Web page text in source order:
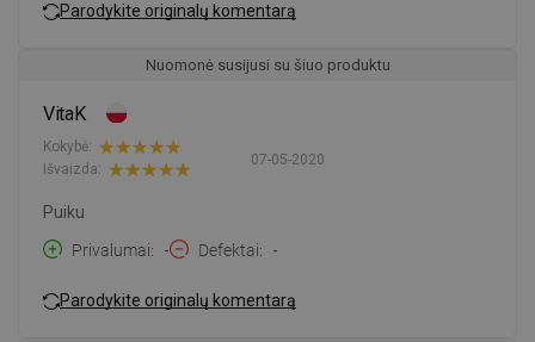
Parodykite originalų komentarą
Nuomonė susijusi su šiuo produktu
VitaK
07-05-2020
Kokybė:
Išvaizda:
Puiku
Privalumai
- Defektai -
Parodykite originalų komentarą